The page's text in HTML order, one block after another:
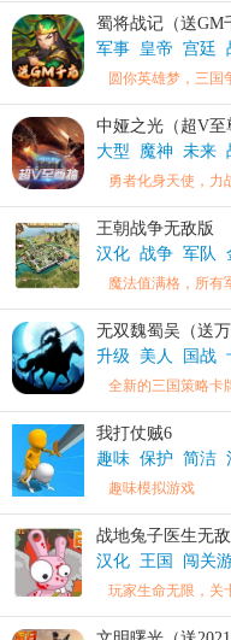
蜀将战记（送GM
军事 皇帝 宫廷
圆你英雄梦，三国
中娅之光（超V至
大型
魔神 未来
勇者化身天使，力
王朝战争无敌版
汉化 战争 军队
无双魏蜀吴（送万
升级
美人 国战
我打仗贼6
趣味 保护 简洁
趣味模拟游戏
战地兔子医生无
汉化 王国 闯关
玩家生命无限，关